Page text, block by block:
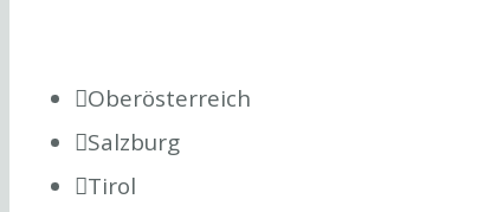
Oberösterreich
Salzburg
Tirol